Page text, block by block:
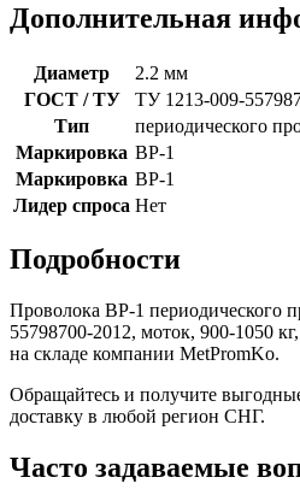
Дополнительная
Диаметр
2.2 мм
ГОСТ / ТУ
ТУ 1213-009-
Тип
периодического
Маркировка ВР-1
Маркировка ВР-1
Лидер спроса Нет
Подробности
Проволока ВР-1 периодического
55798700-2012, моток, 900-1050
на складе компании MetPromKo.
Обращайтесь и получите
доставку в любой регион СНГ.
Часто задаваемые